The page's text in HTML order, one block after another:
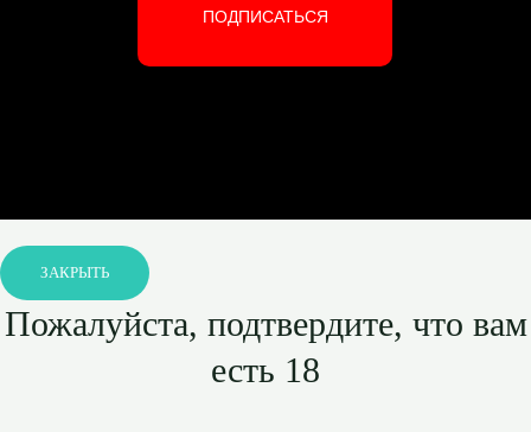
ПОДПИСАТЬСЯ
ЗАКРЫТЬ
Пожалуйста, подтвердите, что вам
есть 18